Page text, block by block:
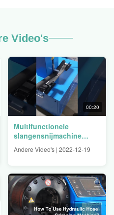
wereldwijd vertrouwen.
Video's
00:20
Multifunctionele
slangensnijmachine
51CS Hydraulische
slangensnijder
Andere Video's | 2022-12-19